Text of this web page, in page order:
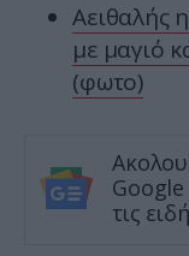
Αειθαλής
με μαγιό
(φωτο)
Google
τις